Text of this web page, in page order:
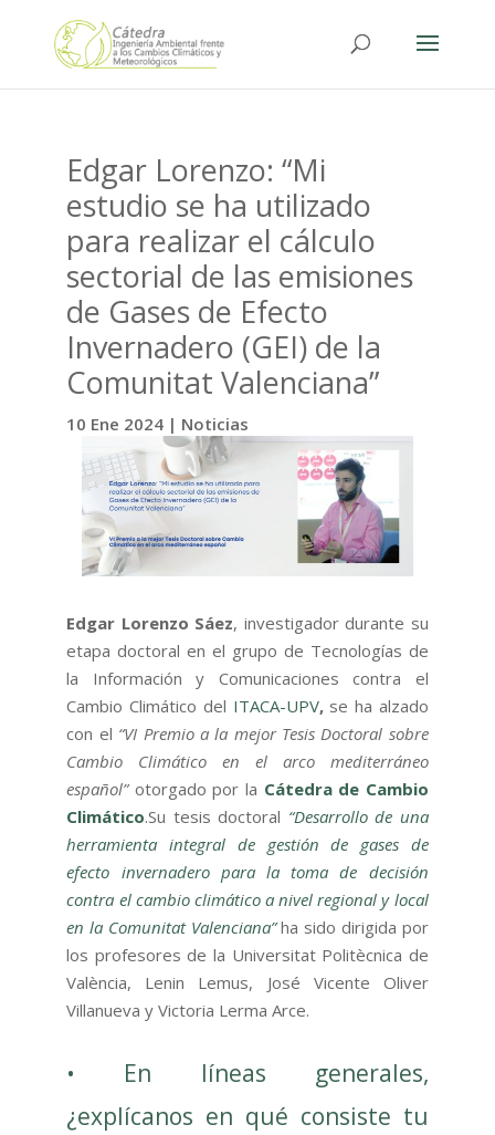
Edgar Lorenzo: “Mi
estudio se ha utilizado
para realizar el cálculo
sectorial de las emisiones
de Gases de Efecto
Invernadero (GEI) de la
Comunitat Valenciana”
10 Ene 2024 | Noticias
Edgar Lorenzo Sáez, investigador durante su
etapa doctoral en el grupo de Tecnologías de
la Información y Comunicaciones contra el
Cambio Climático del ITACA-UPV, se ha alzado
con el “VI Premio a la mejor Tesis Doctoral sobre
Cambio Climático en el arco mediterráneo
español”otorgado por la Cátedra de Cambio
Climático.Su tesis doctoral “Desarrollo de una
herramienta integral de gestión de gases de
efecto invernadero para la toma de decisión
contra el cambio climático a nivel regional y local
en la Comunitat Valenciana”ha sido dirigida por
los profesores de la Universitat Politècnica de
València, Lenin Lemus, José Vicente Oliver
Villanueva y Victoria Lerma Arce.
• En líneas generales,
¿explícanos en qué consiste tu